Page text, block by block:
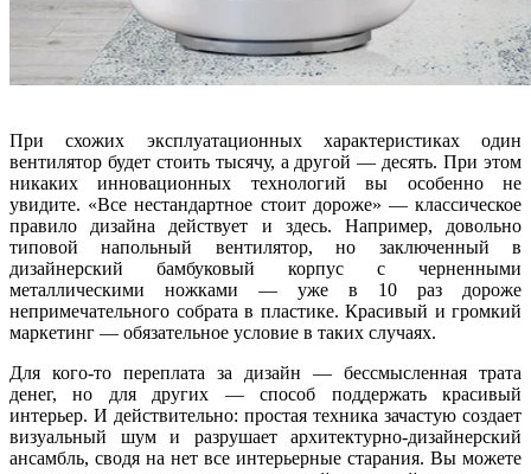
При схожих эксплуатационных характеристиках один
вентилятор будет стоить тысячу, а другой — десять. При этом
никаких инновационных технологий вы особенно не
увидите. «Все нестандартное стоит дороже» — классическое
правило дизайна действует и здесь. Например, довольно
типовой напольный вентилятор, но заключенный в
дизайнерский бамбуковый корпус с черненными
металлическими ножками — уже в 10 раз дороже
непримечательного собрата в пластике. Красивый и громкий
маркетинг — обязательное условие в таких случаях.
Для кого-то переплата за дизайн — бессмысленная трата
денег, но для других — способ поддержать красивый
интерьер. И действительно: простая техника зачастую создает
визуальный шум и разрушает архитектурно-дизайнерский
ансамбль, сводя на нет все интерьерные старания. Вы можете